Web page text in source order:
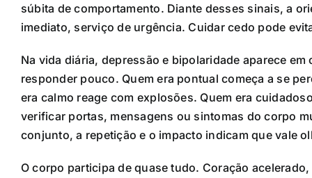
súbita de comportamento. Diante desses sinais, a
imediato, serviço de urgência. Cuidar cedo pode
Na vida diária, depressão e bipolaridade aparece
responder pouco. Quem era pontual começa a se
era calmo reage com explosões. Quem era
verificar portas, mensagens ou sintomas do corpo
conjunto, a repetição e o impacto indicam que vale
O corpo participa de quase tudo. Coração